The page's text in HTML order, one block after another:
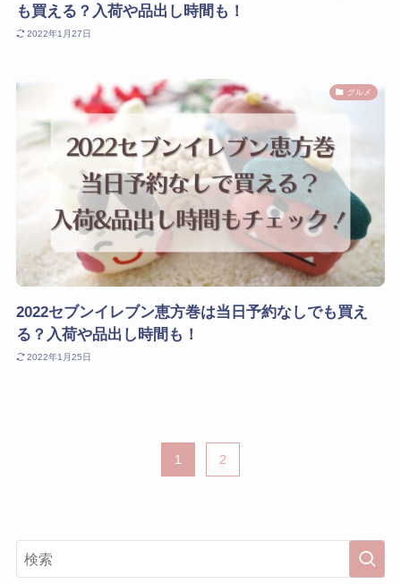
も買える？入荷や品出し時間も！
2022年1月27日
グルメ
2022セブンイレブン恵方巻は当日予約なしでも買え
る？入荷や品出し時間も！
2022年1月25日
1 2